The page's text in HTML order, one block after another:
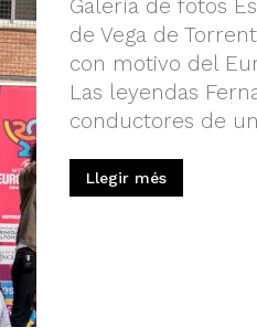
Galería de fotos
de Vega de
con motivo del
Las leyendas
conductores de
Llegir més